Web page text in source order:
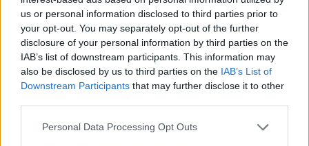
us or personal information disclosed to third parties prior to
your opt-out. You may separately opt-out of the further
disclosure of your personal information by third parties on the
IAB’s list of downstream participants. This information may
also be disclosed by us to third parties on the IAB’s List of
Downstream Participants that may further disclose it to other
Please note that this website/app uses one or more Google
Personal Data Processing Opt Outs
Itt állíthatod be, hogy a Google
keresőben könnyebben megtaláld a
glamour.hu cikkeit